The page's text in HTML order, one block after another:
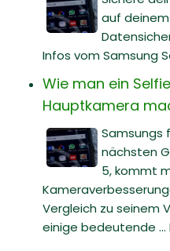
auf
Infos vom Samsung
Wie man ein
Hauptkamera
Samsungs
nächsten
5, kommt
Vergleich zu seinem
einige bedeutende ...